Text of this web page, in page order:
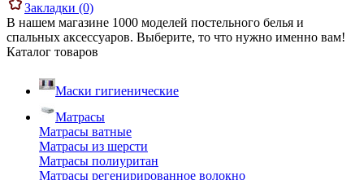
Закладки (0)
В нашем магазине 1000 моделей постельного белья и
спальных аксессуаров. Выберите, то что нужно именно вам!
Каталог товаров
Маски гигиенические
Матрасы
Матрасы ватные
Матрасы из шерсти
Матрасы полиуритан
Матрасы регенирированное волокно